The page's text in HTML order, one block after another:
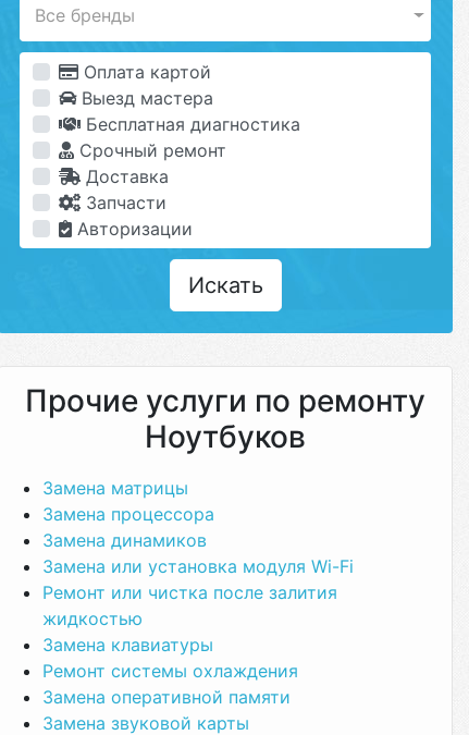
Все бренды
Оплата картой
Выезд мастера
Бесплатная диагностика
Срочный ремонт
Доставка
Запчасти
Авторизации
Искать
Прочие услуги по ремонту
Ноутбуков
Замена матрицы
Замена процессора
Замена динамиков
Замена или установка модуля Wi-Fi
Ремонт или чистка после залития
жидкостью
Замена клавиатуры
Ремонт системы охлаждения
Замена оперативной памяти
Замена звуковой карты